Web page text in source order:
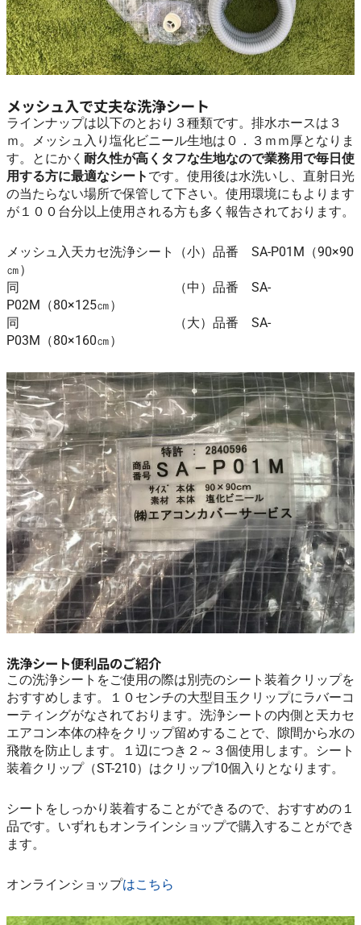
メッシュ入で丈夫な洗浄シート
ラインナップは以下のとおり３種類です。排水ホースは３
ｍ。メッシュ入り塩化ビニール生地は０．３ｍｍ厚となりま
す。とにかく 耐久性が高くタフな生地なので業務用で毎日使
用する方に最適なシート です。使用後は水洗いし、直射日光
の当たらない場所で保管して下さい。使用環境にもよります
が１００台分以上使用される方も多く報告されております。
メッシュ入天カセ洗浄シート（小）品番 SA-P01M（90×90
㎝）
同 （中）品番 SA-
P02M（80×125㎝）
同 （大）品番 SA-
P03M（80×160㎝）
洗浄シート便利品のご紹介
この洗浄シートをご使用の際は別売のシート装着クリップを
おすすめします。１０センチの大型目玉クリップにラバーコ
ーティングがなされております。洗浄シートの内側と天カセ
エアコン本体の枠をクリップ留めすることで、隙間から水の
飛散を防止します。１辺につき２～３個使用します。シート
装着クリップ（ST-210）はクリップ10個入りとなります。
シートをしっかり装着することができるので、おすすめの１
品です。いずれもオンラインショップで購入することができ
ます。
オンラインショップはこちら